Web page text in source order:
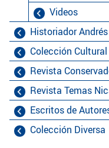
Videos
Historiador
Colección
Revista
Revista Temas
Escritos de
Colección Diversa